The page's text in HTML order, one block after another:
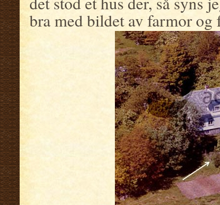
bra med bildet av farmor og